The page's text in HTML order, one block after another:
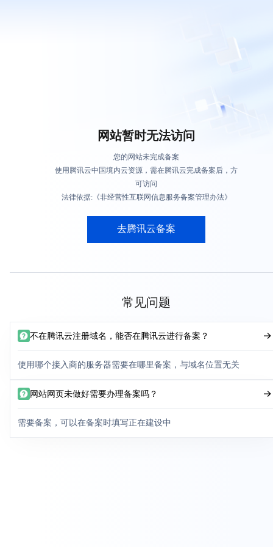
网站暂时无法访问
您的网站未完成备案
使用腾讯云中国境内云资源，需在腾讯云完成备案后，方
可访问
法律依据:《非经营性互联网信息服务备案管理办法》
去腾讯云备案
常见问题
不在腾讯云注册域名，能否在腾讯云进行备案？
使用哪个接入商的服务器需要在哪里备案，与域名位置无关
网站网页未做好需要办理备案吗？
需要备案，可以在备案时填写正在建设中